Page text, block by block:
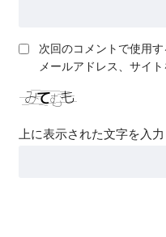
次回のコメントで使用
メールアドレス、サイト
上に表示された文字を入